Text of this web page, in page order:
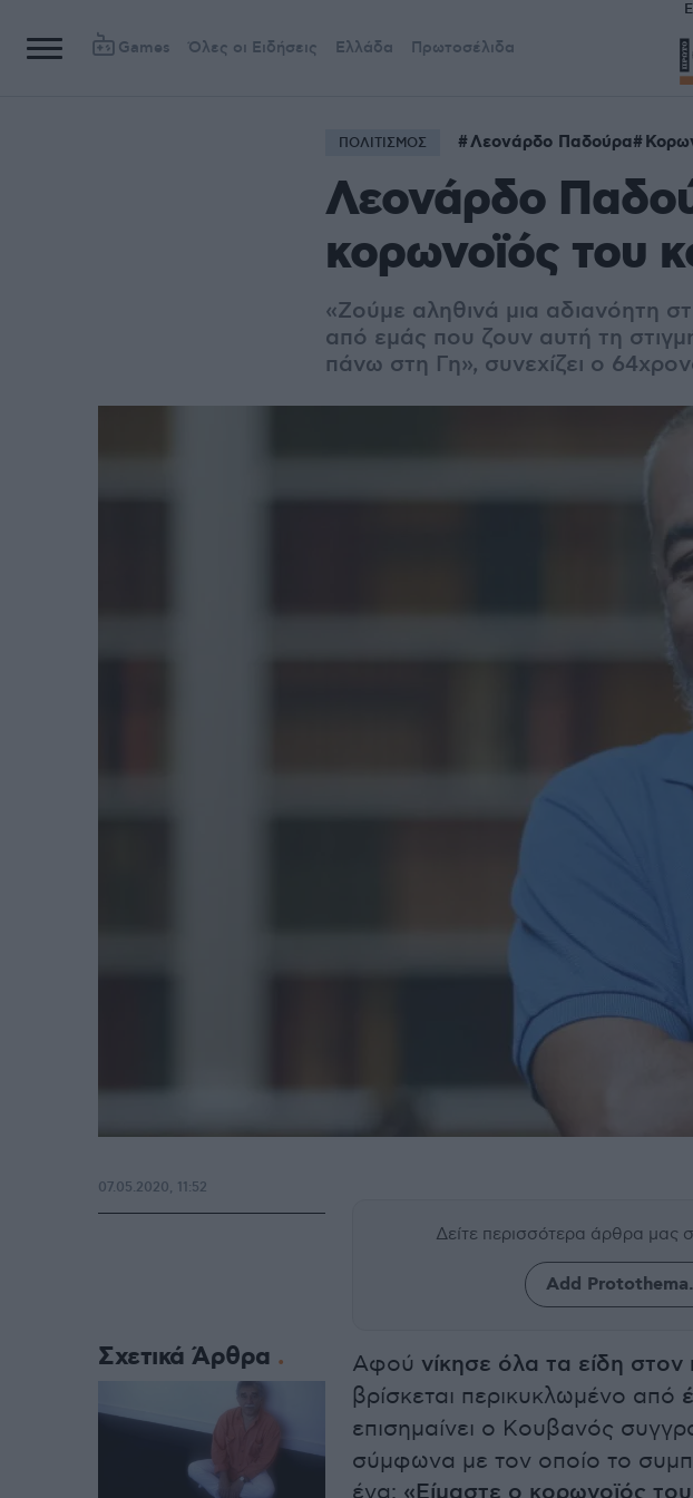
Games Όλες οι Ειδήσεις Ελλάδα Πρωτοσέλιδα
ΠΟΛΙΤΙΣΜΟΣ Λεονάρδο Παδούρα
Λεονάρδο
κορωνοϊός του
«Ζούμε αληθινά μια αδιανόητη
από εμάς που ζουν αυτή τη
πάνω στη Γη», συνεχίζει ο
Δείτε περισσότερα άρθρα μας
Add
Αφού νίκησε όλα τα είδη στον
βρίσκεται περικυκλωμένο από
επισημαίνει ο Kουβανός
σύμφωνα με τον οποίο το
ένα:
07.05.2020, 11:52
Σχετικά Άρθρα